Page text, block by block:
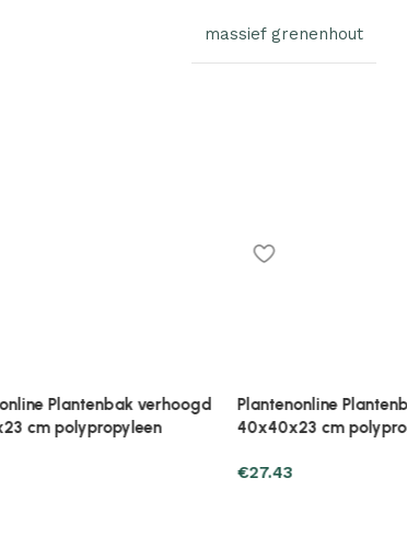
massief grenenhout
Plantenbak verhoogd
cm polypropyleen
Plantenonline
40x40x38 cm
€30.37